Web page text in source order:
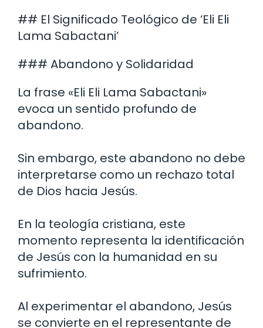
## El Significado Teológico de ‘Eli Eli
Lama Sabactani’
### Abandono y Solidaridad
La frase «Eli Eli Lama Sabactani»
evoca un sentido profundo de
abandono.
Sin embargo, este abandono no debe
interpretarse como un rechazo total
de Dios hacia Jesús.
En la teología cristiana, este
momento representa la identificación
de Jesús con la humanidad en su
sufrimiento.
Al experimentar el abandono, Jesús
se convierte en el representante de